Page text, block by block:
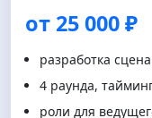
от 25 000 ₽
разработка
4 раунда,
роли для